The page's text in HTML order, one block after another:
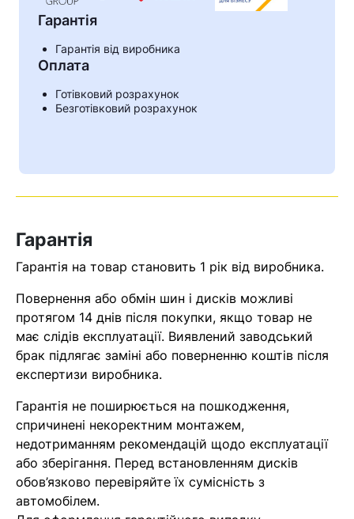
Кошик
У кошику немає товарів.
Ваш номер надіслано.
Оператор зв’яжеться з вами
Гарантія
Гарантія від виробника
Оплата
Готівковий розрахунок
Безготівковий розрахунок
Гарантія
Гарантія на товар становить 1 рік від виробника.
Повернення або обмін шин і дисків можливі
протягом 14 днів після покупки, якщо товар не
має слідів експлуатації. Виявлений заводський
брак підлягає заміні або поверненню коштів після
експертизи виробника.
Гарантія не поширюється на пошкодження,
спричинені некоректним монтажем,
недотриманням рекомендацій щодо експлуатації
або зберігання. Перед встановленням дисків
обов’язково перевіряйте їх сумісність з
автомобілем.